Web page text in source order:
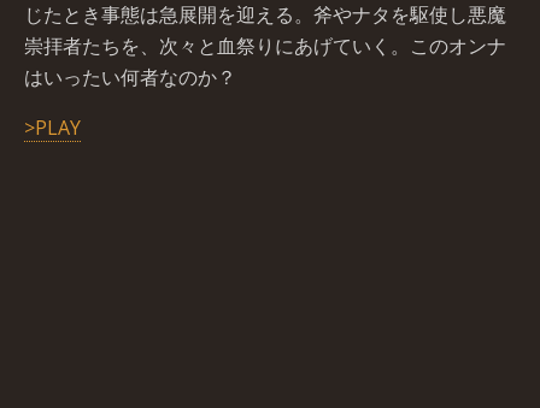
じたとき事態は急展開を迎える。斧やナタを駆使し悪魔
崇拝者たちを、次々と血祭りにあげていく。このオンナ
はいったい何者なのか？
>PLAY